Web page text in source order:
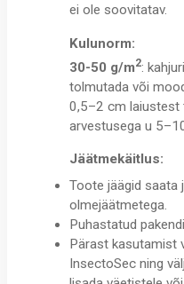
ei ole soovitatav.
Kulunorm:
30-50 g/m2:
tolmutada või
0,5–2 cm laiustest
arvestusega u
Jäätmekäitlus:
Toote jäägid saata
olmejäätmetega.
Puhastatud
Pärast kasutamist
InsectoSec ning